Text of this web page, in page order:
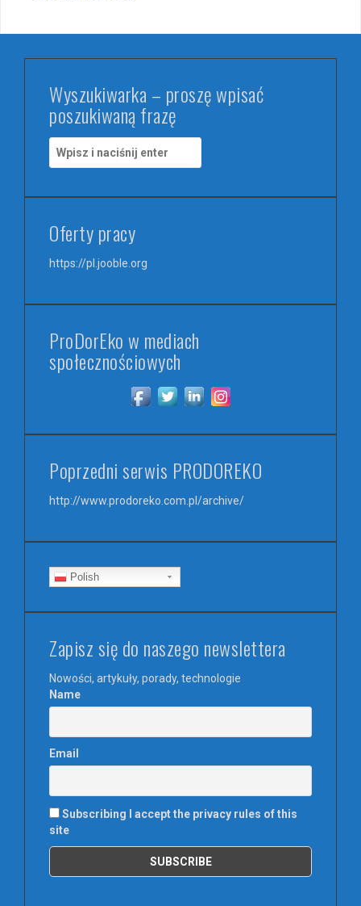
Wyszukiwarka – proszę wpisać
poszukiwaną frazę
k
j
:Oferty pracy
https://pl.jooble.org
ProDorEko w mediach
społecznościowych
Poprzedni serwis PRODOREKO
http://www.prodoreko.com.pl/archive/
Polish
Zapisz się do naszego newslettera
Nowości, artykuły, porady, technologie
Name
Email
Subscribing I accept the privacy rules of this
site